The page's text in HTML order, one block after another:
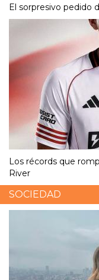
El sorpresivo pedido
Los récords que
River
SOCIEDAD